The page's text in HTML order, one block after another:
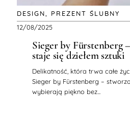
DESIGN
PREZENT ŚLUBNY
12/08/2025
Sieger by Fürstenberg
staje się dziełem sztuki
Delikatność, która trwa całe
Sieger by Fürstenberg –
wybierają piękno bez...